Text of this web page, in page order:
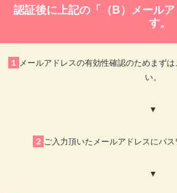
認証後に上記の「（B）メール
す。
１
メールアドレスの有効性確認のためまず
い。
▼
２ ご入力頂いたメールアドレスにパス
▼